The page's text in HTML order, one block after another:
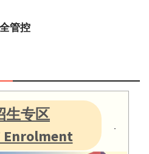
管控
生专区
Enrolment